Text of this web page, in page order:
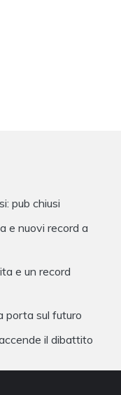
pub chiusi
e nuovi record a
e un record
porta sul futuro
il dibattito